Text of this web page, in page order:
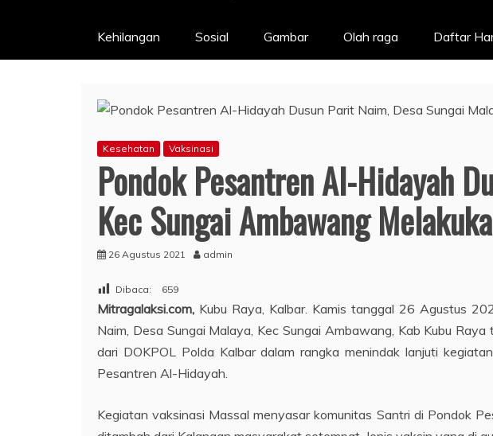
Kehilangan Sosial Gambar Olah raga Daftar
Kesehatan Vaksinasi
Pondok Pesantren Al-Hidayah
Kec Sungai Ambawang
26 Agustus 2021 admin
Dibaca: 659
Mitragalaksi.com, Kubu Raya, Kalbar. Kamis tanggal 26 Agustus
Naim, Desa Sungai Malaya, Kec Sungai Ambawang, Kab Kubu
dari DOKPOL Polda Kalbar dalam rangka menindak lanjuti
Pesantren Al-Hidayah.
Kegiatan vaksinasi Massal menyasar komunitas Santri di Pondok